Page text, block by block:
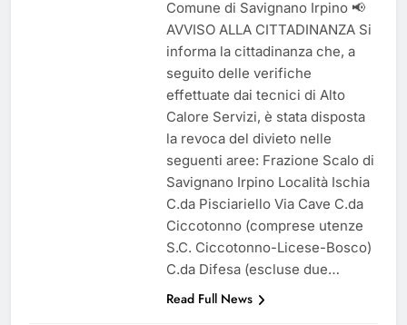
Comune di Savignano Irpino 📢
AVVISO ALLA CITTADINANZA Si
informa la cittadinanza che, a
seguito delle verifiche
effettuate dai tecnici di Alto
Calore Servizi, è stata disposta
la revoca del divieto nelle
seguenti aree: Frazione Scalo di
Savignano Irpino Località Ischia
C.da Pisciariello Via Cave C.da
Ciccotonno (comprese utenze
S.C. Ciccotonno-Licese-Bosco)
C.da Difesa (escluse due…
Read Full News